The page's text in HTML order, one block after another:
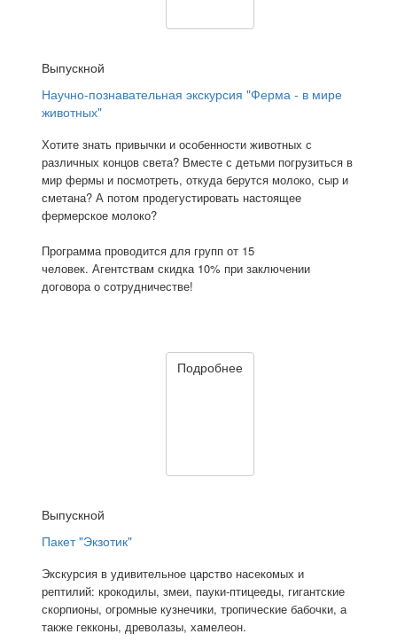
Выпускной
Научно-познавательная экскурсия "Ферма - в мире
животных"
Хотите знать привычки и особенности животных с
различных концов света? Вместе с детьми погрузиться в
мир фермы и посмотреть, откуда берутся молоко, сыр и
сметана? А потом продегустировать настоящее
фермерское молоко?
Программа проводится для групп от 15
человек. Агентствам скидка 10% при заключении
договора о сотрудничестве!
Подробнее
Выпускной
Пакет "Экзотик"
Экскурсия в удивительное царство насекомых и
рептилий: крокодилы, змеи, пауки-птицееды, гигантские
скорпионы, огромные кузнечики, тропические бабочки, а
также гекконы, древолазы, хамелеон.